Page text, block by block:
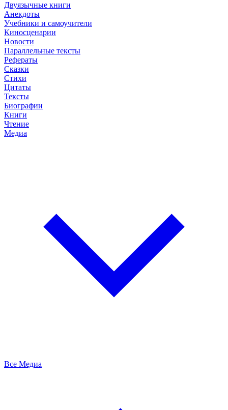
Двуязычные книги
Анекдоты
Учебники и самоучители
Киносценарии
Новости
Параллельные тексты
Рефераты
Сказки
Стихи
Цитаты
Тексты
Биографии
Книги
Чтение
Медиа
Все Медиа